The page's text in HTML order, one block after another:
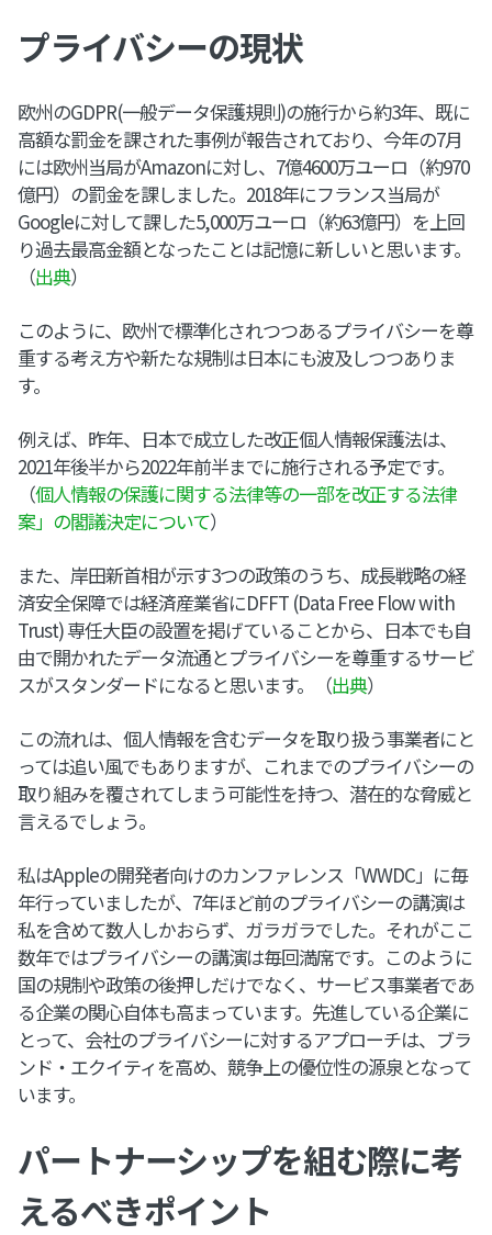
プライバシーの現状
欧州のGDPR(一般データ保護規則)の施行から約3年、既に
高額な罰金を課された事例が報告されており、今年の7月
には欧州当局がAmazonに対し、7億4600万ユーロ（約970
億円）の罰金を課しました。2018年にフランス当局が
Googleに対して課した5,000万ユーロ（約63億円）を上回
り過去最高金額となったことは記憶に新しいと思います。
（出典）
このように、欧州で標準化されつつあるプライバシーを尊
重する考え方や新たな規制は日本にも波及しつつありま
す。
例えば、昨年、日本で成立した改正個人情報保護法は、
2021年後半から2022年前半までに施行される予定です。
（個人情報の保護に関する法律等の一部を改正する法律
案」の閣議決定について）
また、岸田新首相が示す3つの政策のうち、成長戦略の経
済安全保障では経済産業省にDFFT (​​Data Free Flow with
Trust) 専任大臣の設置を掲げていることから、日本でも自
由で開かれたデータ流通とプライバシーを尊重するサービ
スがスタンダードになると思います。（出典）
この流れは、個人情報を含むデータを取り扱う事業者にと
っては追い風でもありますが、これまでのプライバシーの
取り組みを覆されてしまう可能性を持つ、潜在的な脅威と
言えるでしょう。
私はAppleの開発者向けのカンファレンス「WWDC」に毎
年行っていましたが、7年ほど前のプライバシーの講演は
私を含めて数人しかおらず、ガラガラでした。それがここ
数年ではプライバシーの講演は毎回満席です。このように
国の規制や政策の後押しだけでなく、サービス事業者であ
る企業の関心自体も高まっています。先進している企業に
とって、会社のプライバシーに対するアプローチは、ブラ
ンド・エクイティを高め、競争上の優位性の源泉となって
います。
パートナーシップを組む際に考
えるべきポイント